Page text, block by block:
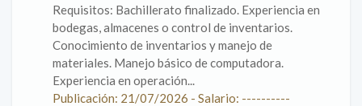
Requisitos: Bachillerato finalizado. Experiencia en
bodegas, almacenes o control de inventarios.
Conocimiento de inventarios y manejo de
materiales. Manejo básico de computadora.
Experiencia en operación...
Publicación: 21/07/2026 - Salario: ----------